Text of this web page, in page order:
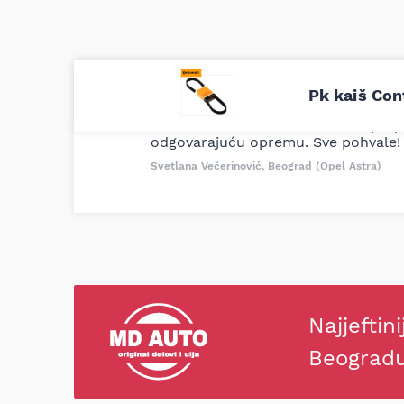
Pk kaiš
Uporedila sam sve moguće online
definitivno najbolje cene su ovde.
odgovarajuću opremu. Sve pohvale!
Svetlana Večerinović, Beograd (Opel Astra)